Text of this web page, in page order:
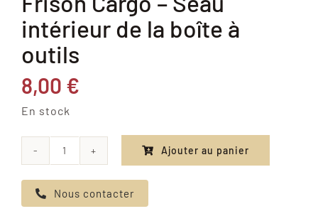
intérieur de la boîte à
outils
8,00 €
En stock
de
Frison
Ajouter au panier
Nous contacter